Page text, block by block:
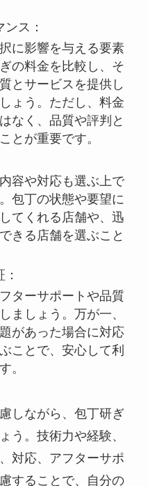
ス：
に影響を与える要素
の料金を比較し、そ
とサービスを提供し
ょう。ただし、料金
なく、品質や評判と
とが重要です。
容や対応も選ぶ上で
包丁の状態や要望に
てくれる店舗や、迅
きる店舗を選ぶこと
ターサポートや品質
ましょう。万が一、
があった場合に対応
ことで、安心して利
。
しながら、包丁研ぎ
う。技術力や経験、
対応、アフターサポ
することで、自分の